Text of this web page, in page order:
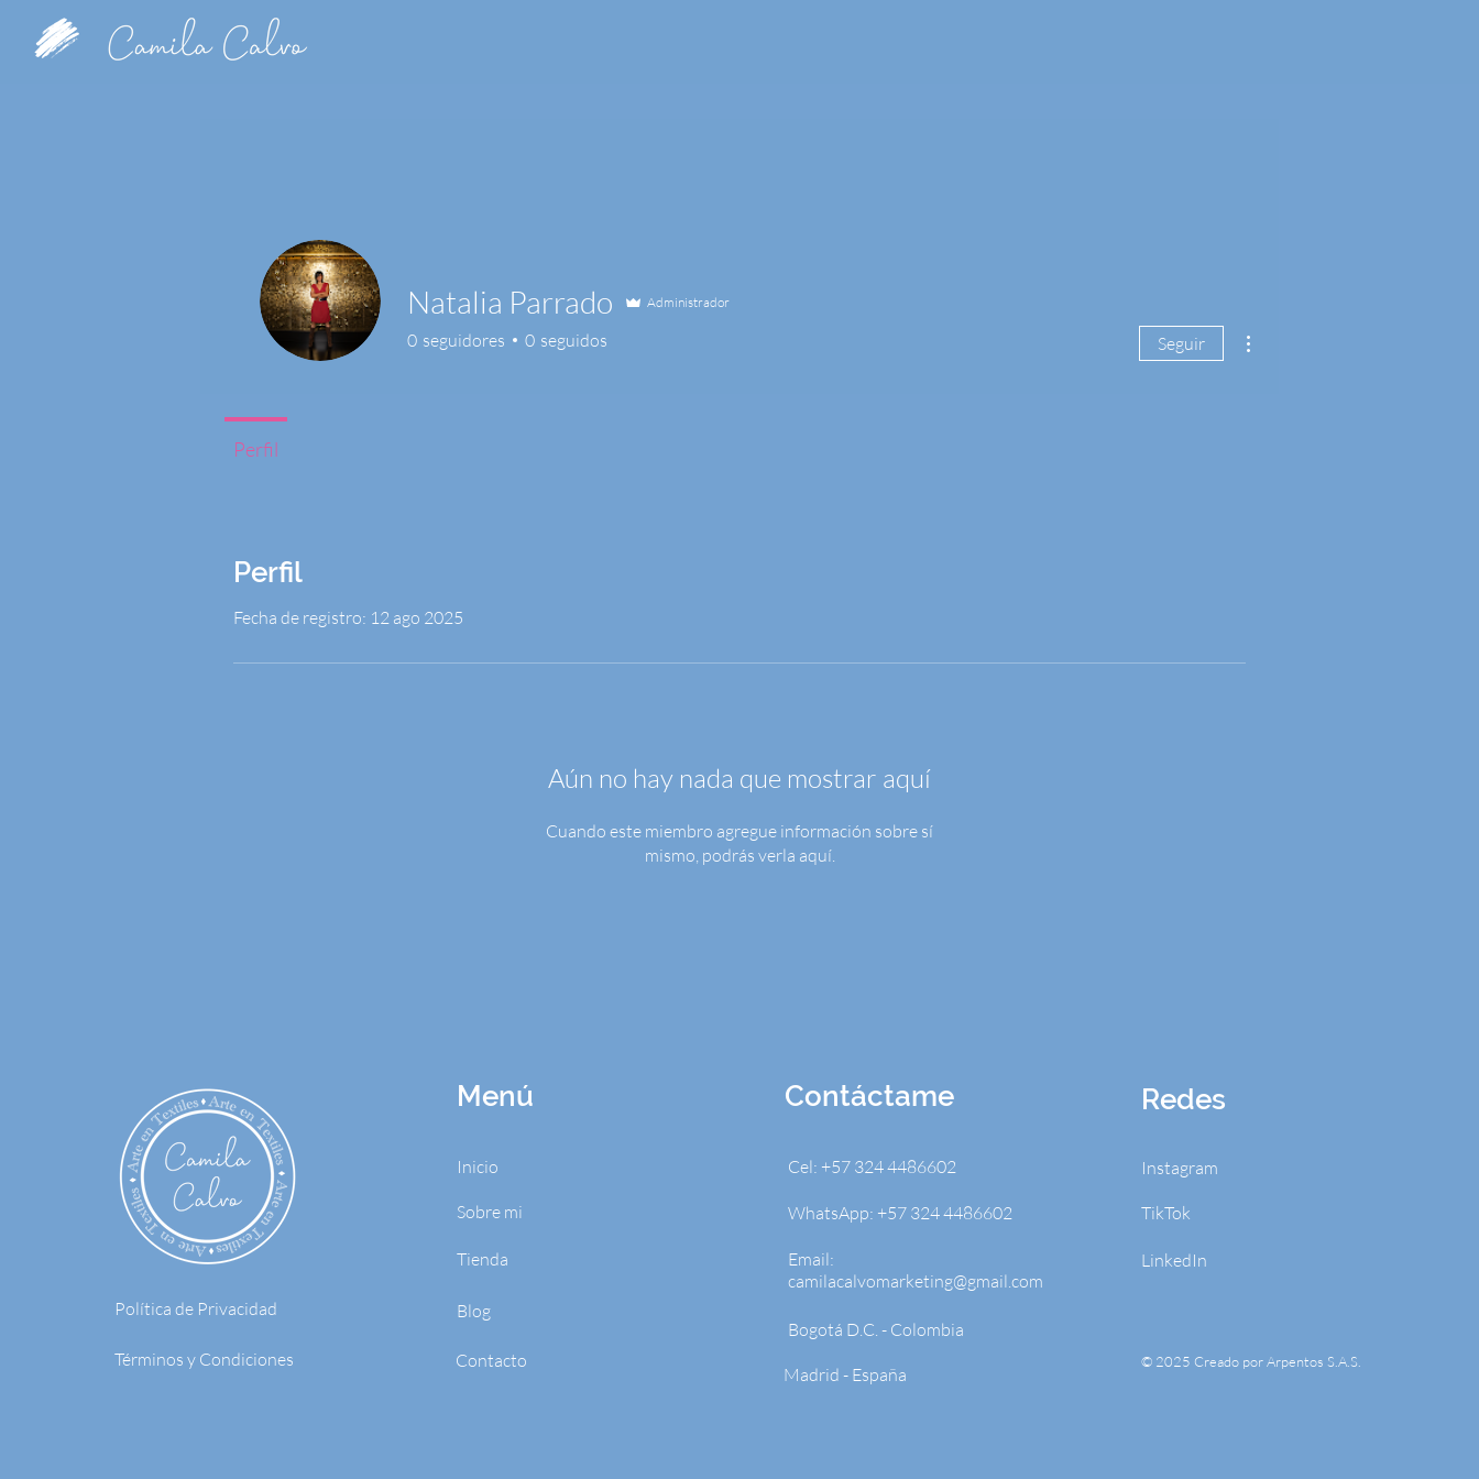
Perfil
Fecha de registro: 12 ago 2025
Aún no hay nada que mostrar aquí
Cuando este miembro agregue información sobre sí
mismo, podrás verla aquí.
Natalia Parrado Administrador
0 seguidores 0 seguidos Seguir
Perfil
Política de Privacidad
Términos y Condiciones
Menú
Inicio
Sobre mi
Tienda
Blog
Contacto
Contáctame
Cel: +57 324 4486602
WhatsApp: +57 324 4486602
Email:
camilacalvomarketing@gmail.com
Bogotá D.C. - Colombia
Madrid - España
Redes
Instagram
TikTok
LinkedIn
© 2025 Creado por Arpentos S.A.S.